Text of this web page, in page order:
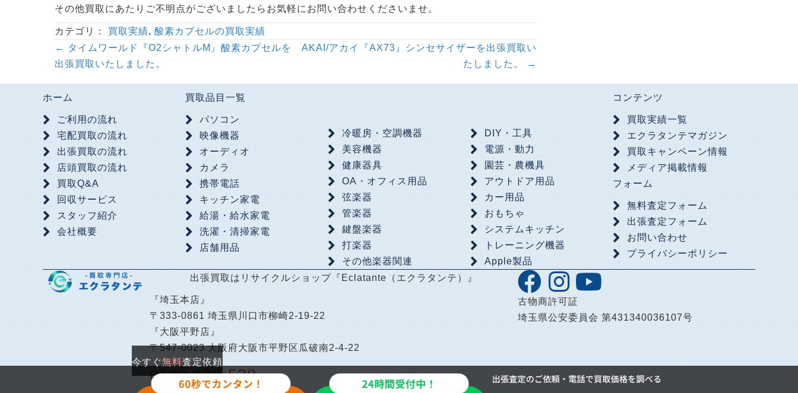
その他買取にあたりご不明点がございましたらお気軽にお問い合わせくださいませ。
カテゴリ： 買取実績, 酸素カプセルの買取実績
Posts
navigation
← タイムワールド『O2シャトルM』酸素カプセルを
出張買取いたしました。
AKAI/アカイ『AX73』シンセサイザーを出張買取い
たしました。 →
今すぐ無料査定依頼
ホーム
ご利用の流れ
宅配買取の流れ
出張買取の流れ
店頭買取の流れ
買取Q&A
回収サービス
スタッフ紹介
会社概要
買取品目一覧
パソコン
映像機器
オーディオ
カメラ
携帯電話
キッチン家電
給湯・給水家電
洗濯・清掃家電
店舗用品
冷暖房・空調機器
美容機器
健康器具
OA・オフィス用品
弦楽器
管楽器
鍵盤楽器
打楽器
その他楽器関連
DIY・工具
電源・動力
園芸・農機具
アウトドア用品
カー用品
おもちゃ
システムキッチン
トレーニング機器
Apple製品
コンテンツ
買取実績一覧
エクラタンテマガジン
買取キャンペーン情報
メディア掲載情報
フォーム
無料査定フォーム
出張査定フォーム
お問い合わせ
プライバシーポリシー
出張買取はリサイクルショップ 『Eclatante（エクラタンテ）』
『埼玉本店』
〒333-0861 埼玉県川口市柳崎2-19-22
『大阪平野店』
〒547-0023 大阪府大阪市平野区瓜破南2-4-22
0120-123-538
古物商許可証
埼玉県公安委員会 第431340036107号